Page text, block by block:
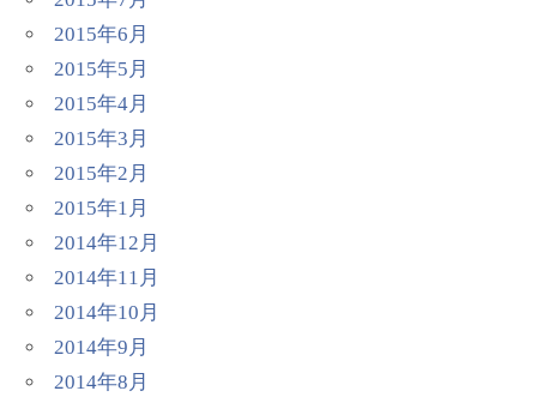
2015年6月
2015年5月
2015年4月
2015年3月
2015年2月
2015年1月
2014年12月
2014年11月
2014年10月
2014年9月
2014年8月